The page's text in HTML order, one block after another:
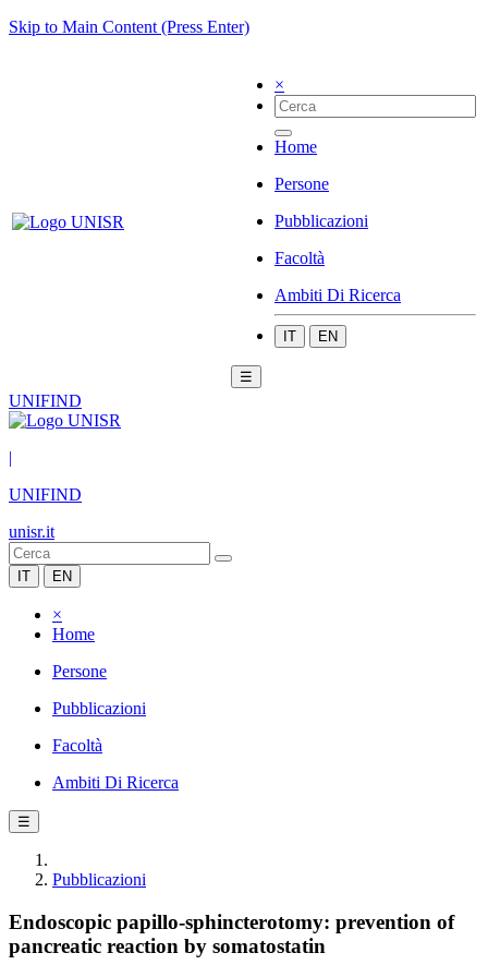
Skip to Main Content (Press Enter)
×
Home
Persone
Pubblicazioni
Facoltà
Ambiti Di Ricerca
IT EN
☰
UNIFIND
|
UNIFIND
unisr.it
IT EN
×
Home
Persone
Pubblicazioni
Facoltà
Ambiti Di Ricerca
☰
Pubblicazioni
Endoscopic papillo-sphincterotomy: prevention of
pancreatic reaction by somatostatin